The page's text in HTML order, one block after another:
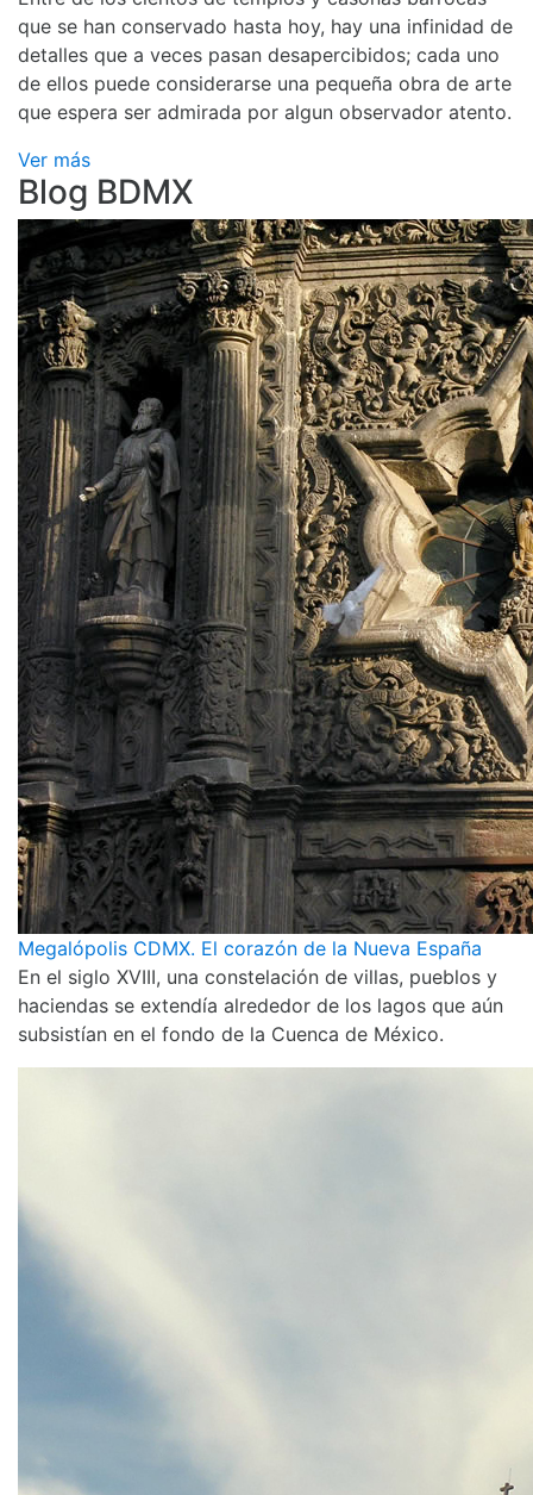
que se han conservado hasta hoy, hay una infinidad de
detalles que a veces pasan desapercibidos; cada uno
de ellos puede considerarse una pequeña obra de arte
que espera ser admirada por algun observador atento.
Ver más
Blog BDMX
Megalópolis CDMX. El corazón de la Nueva España
En el siglo XVIII, una constelación de villas, pueblos y
haciendas se extendía alrededor de los lagos que aún
subsistían en el fondo de la Cuenca de México.